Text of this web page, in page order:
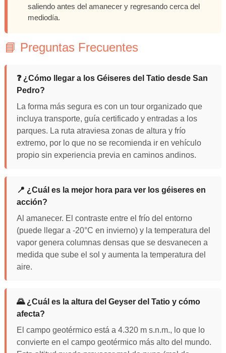
saliendo antes del amanecer y regresando cerca del
mediodía.
📘 Preguntas Frecuentes
❓ ¿Cómo llegar a los Géiseres del Tatio desde San
Pedro?
La forma más segura es con un tour organizado que
incluya transporte, guía certificado y entradas a los
parques. La ruta atraviesa zonas de altura y frío
extremo, por lo que no se recomienda ir en vehículo
propio sin experiencia previa en caminos andinos.
📍 ¿Cuál es la mejor hora para ver los géiseres en
acción?
Al amanecer. El contraste entre el frío del entorno
(puede llegar a -20°C en invierno) y la temperatura del
vapor genera columnas densas que se desvanecen a
medida que sube el sol y aumenta la temperatura del
aire.
🌄 ¿Cuál es la altura del Geyser del Tatio y cómo
afecta?
El campo geotérmico está a 4.320 m s.n.m., lo que lo
convierte en el campo geotérmico más alto del mundo.